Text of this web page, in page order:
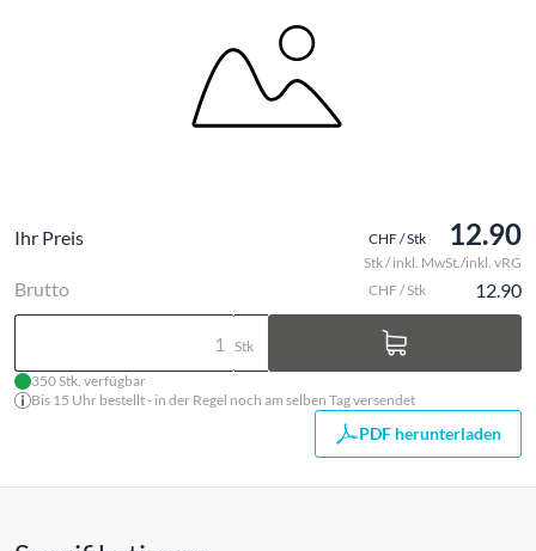
Ihr Preis CHF / Stk 12.90
Stk / inkl. MwSt./inkl. vRG
Brutto CHF / Stk 12.90
Stk
350 Stk. verfügbar
Bis 15 Uhr bestellt - in der Regel noch am selben Tag versendet
PDF herunterladen